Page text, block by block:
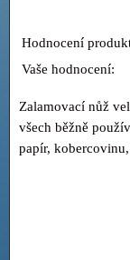
Hodnocení
Vaše hodnocení:
Zalamovací nůž
všech běžně
papír,